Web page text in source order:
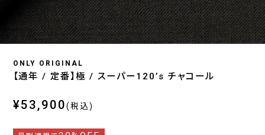
ONLY ORIGINAL
【通年 / 定番】極 / スーパー120’s チャコール
¥53,900(税込)